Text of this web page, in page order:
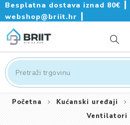
Besplatna dostava iznad 80€ ┃
webshop@briit.hr
Početna Kućanski uređaji
Ventilatori